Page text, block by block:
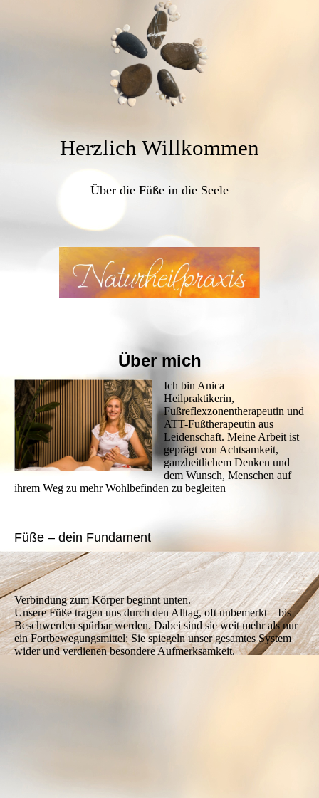
Herzlich Willkommen
Über die Füße in die Seele
Über mich
Ich bin Anica –
Heilpraktikerin,
Fußreflexzonentherapeutin und
ATT-Fußtherapeutin aus
Leidenschaft. Meine Arbeit ist
geprägt von Achtsamkeit,
ganzheitlichem Denken und
dem Wunsch, Menschen auf
ihrem Weg zu mehr Wohlbefinden zu begleiten
Füße – dein Fundament
Verbindung zum Körper beginnt unten.
Unsere Füße tragen uns durch den Alltag, oft unbemerkt – bis
Beschwerden spürbar werden. Dabei sind sie weit mehr als nur
ein Fortbewegungsmittel: Sie spiegeln unser gesamtes System
wider und verdienen besondere Aufmerksamkeit.